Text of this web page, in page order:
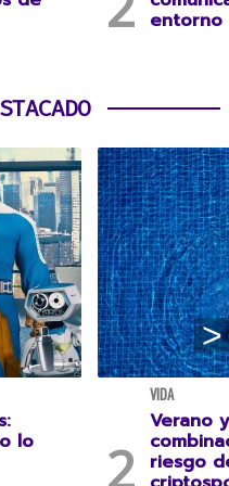
entorno
lo
VIDA
Verano
riesgo